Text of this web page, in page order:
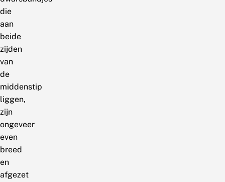
die
aan
beide
zijden
van
de
middenstip
liggen,
zijn
ongeveer
even
breed
en
afgezet